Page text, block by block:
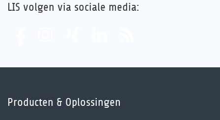
LIS volgen via sociale media:
Producten & Oplossingen